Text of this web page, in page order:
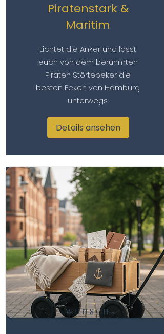
Piratenstark &
Maritim
Lichtet die Anker und lasst
euch von dem berühmten
Piraten Störtebeker die
besten Ecken von Hamburg
unterwegs.
Details ansehen
WUNSCH